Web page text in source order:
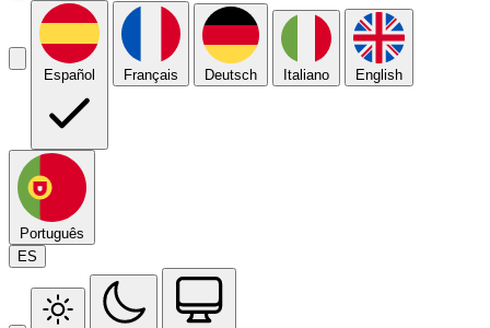
Español Français Deutsch Italiano English
Português
ES